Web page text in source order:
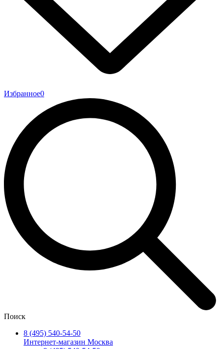
Избранное0
Поиск
8 (495) 540-54-50
Интернет-магазин Москва